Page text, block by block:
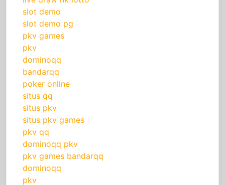
slot demo
slot demo pg
pkv games
pkv
dominoqq
bandarqq
poker online
situs qq
situs pkv
situs pkv games
pkv qq
dominoqq pkv
pkv games bandarqq
dominoqq
pkv